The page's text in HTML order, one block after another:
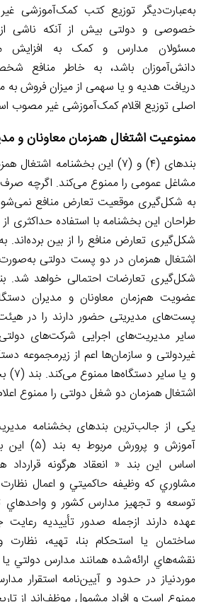
به‌عبارت‌دیگر توزیع کتب کمک‌آموزشی
خصوصی و دولتی بیش از آنکه ناشی
مسئولان مدارس و کمک به افزایش
دانش‌آموزان باشد، به خاطر منافع
دریافت هدیه و یا سهمی از میزان فروش به
اصلی توزیع اقلام کمک‌آموزشی غیر مصوب
ممنوعیت اشتغال همزمان معاونان و
بندهای (۴) و (۷) این بخشنامه
مشاغل عمومی را ممنوع می‌کند. اگرچه
به شکل‌گیری موقعیت تعارض منافع
طراحان این بخشنامه با استفاده حداکثری
شکل‌گیری تعارض منافع را از بین برده‌اند.
اشتغال همزمان در دو پست دولتی
عضویت هم‌زمان معاونان و مدیران
پست‌های مدیریتی حضور دارند را در
سایر مدیریت‌های اجرایی شرکت‌های
غیردولتی و سازمان‌ها اعم از زیرمجموعه
و یا
اشتغال همزمان دو شغل دولتی را ممنوع
یکی از جالب‌ترین بندهای بخشنامه
آموزش و
اساس این بند « انعقاد هرگونه
مشاوري كه وظيفه حاكميتي و اعمال
توسعه و تجهيز مدارس كشور و واحدهاي
عهده دارند ازجمله صدور تأییدیه
ساختمان يا استحكام بنا، تهيه، نظارت
نقشه‌هاي ارائه‌شده همانند مدارس دولتي يا
موردنياز در حدود و آيين‌نامه استقرار